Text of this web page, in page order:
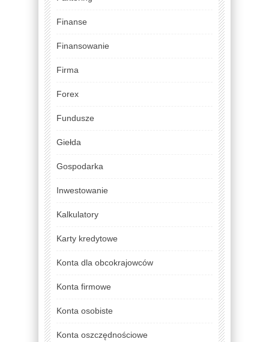
Finanse
Finansowanie
Firma
Forex
Fundusze
Giełda
Gospodarka
Inwestowanie
Kalkulatory
Karty kredytowe
Konta dla obcokrajowców
Konta firmowe
Konta osobiste
Konta oszczędnościowe